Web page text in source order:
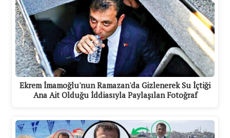
Ekrem İmamoğlu'nun Ramazan'da Gizlenerek Su İçtiği
Ana Ait Olduğu İddiasıyla Paylaşılan Fotoğraf